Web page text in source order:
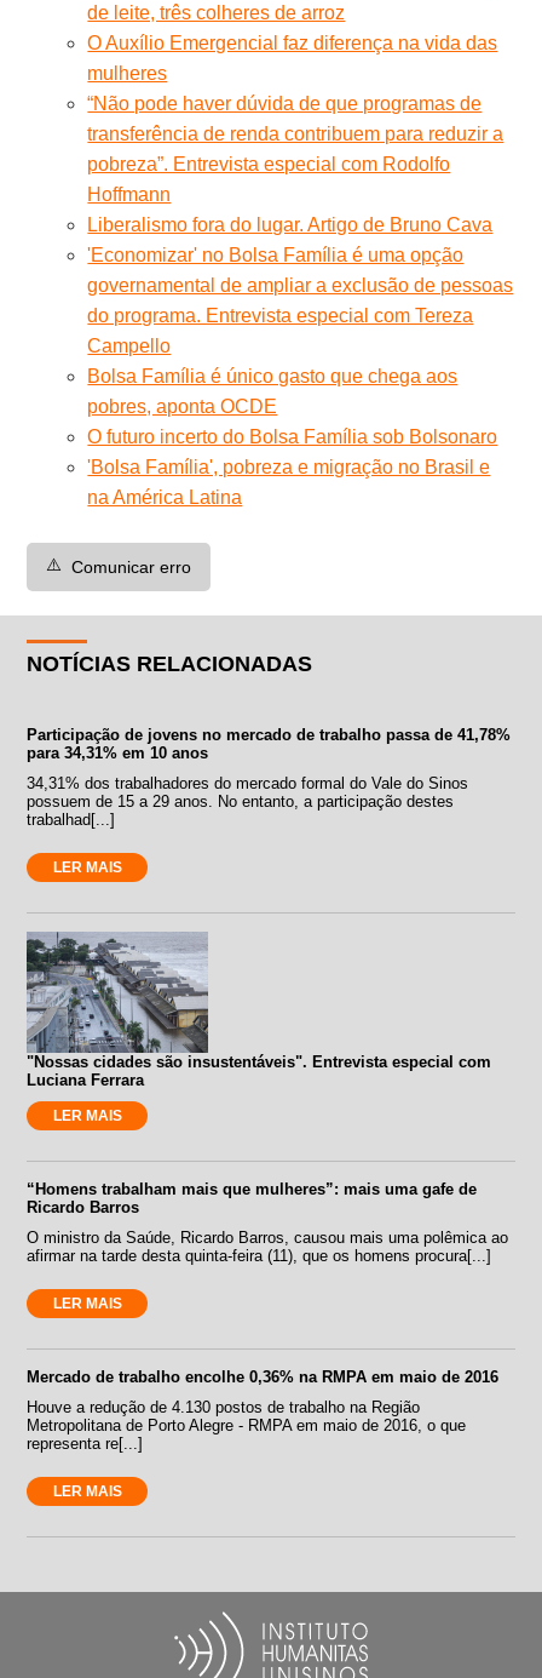
de leite, três colheres de arroz
O Auxílio Emergencial faz diferença na vida das
mulheres
“Não pode haver dúvida de que programas de
transferência de renda contribuem para reduzir a
pobreza”. Entrevista especial com Rodolfo
Hoffmann
Liberalismo fora do lugar. Artigo de Bruno Cava
'Economizar' no Bolsa Família é uma opção
governamental de ampliar a exclusão de pessoas
do programa. Entrevista especial com Tereza
Campello
Bolsa Família é único gasto que chega aos
pobres, aponta OCDE
O futuro incerto do Bolsa Família sob Bolsonaro
'Bolsa Família', pobreza e migração no Brasil e
na América Latina
⚠️ Comunicar erro
NOTÍCIAS RELACIONADAS
Participação de jovens no mercado de trabalho passa de 41,78%
para 34,31% em 10 anos
34,31% dos trabalhadores do mercado formal do Vale do Sinos
possuem de 15 a 29 anos. No entanto, a participação destes
trabalhad[...]
LER MAIS
"Nossas cidades são insustentáveis". Entrevista especial com
Luciana Ferrara
LER MAIS
“Homens trabalham mais que mulheres”: mais uma gafe de
Ricardo Barros
O ministro da Saúde, Ricardo Barros, causou mais uma polêmica ao
afirmar na tarde desta quinta-feira (11), que os homens procura[...]
LER MAIS
Mercado de trabalho encolhe 0,36% na RMPA em maio de 2016
Houve a redução de 4.130 postos de trabalho na Região
Metropolitana de Porto Alegre - RMPA em maio de 2016, o que
representa re[...]
LER MAIS